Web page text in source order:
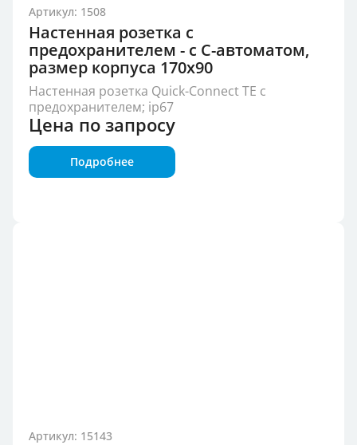
Артикул: 1508
Настенная розетка с
предохранителем - с С-автоматом,
размер корпуса 170x90
Настенная розетка Quick-Connect TE с
предохранителем; ip67
Цена по запросу
Подробнее
Артикул: 15143